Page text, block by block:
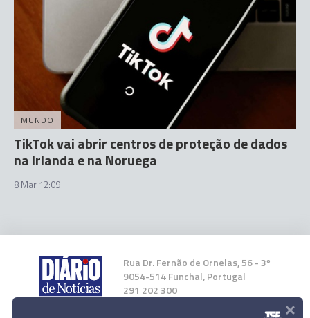
MUNDO
TikTok vai abrir centros de proteção de dados
na Irlanda e na Noruega
8 Mar 12:09
Rua Dr. Fernão de Ornelas, 56 - 3º
9054-514 Funchal, Portugal
291 202 300
×